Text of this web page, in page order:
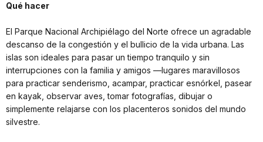
Qué hacer
El Parque Nacional Archipiélago del Norte ofrece un agradable
descanso de la congestión y el bullicio de la vida urbana. Las
islas son ideales para pasar un tiempo tranquilo y sin
interrupciones con la familia y amigos —lugares maravillosos
para practicar senderismo, acampar, practicar esnórkel, pasear
en kayak, observar aves, tomar fotografías, dibujar o
simplemente relajarse con los placenteros sonidos del mundo
silvestre.